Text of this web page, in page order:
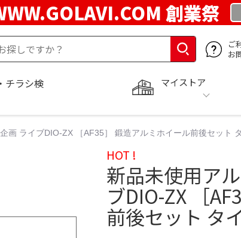
創業祭
ご
お
マイストア
チラシ検
画 ライブDIO-ZX ［AF35］ 鍛造アルミホイール前後セット
HOT !
新品未使用ア
ブDIO-ZX ［
前後セット タ